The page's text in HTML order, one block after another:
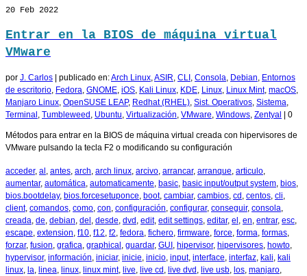
20 Feb 2022
Entrar en la BIOS de máquina virtual
VMware
por J. Carlos publicado en:Arch Linux,ASIR, CLI , Consola, Debian, Entornos
de escritorio, Fedora, GNOME, iOS, Kali Linux, KDE, Linux, Linux Mint, macOS,
Manjaro Linux, OpenSUSE LEAP, Redhat (RHEL), Sist. Operativos, Sistema,
Terminal , Tumbleweed , Ubuntu, Virtualización, VMware, Windows, Zentyal 0
Métodos para entrar en la BIOS de máquina virtual creada con hipervisores de
VMware pulsando la tecla F2 o modificando su configuración
acceder, al , antes, arch, arch linux, arcivo, arrancar, arranque, articulo,
aumentar, automática, automaticamente, basic, basic input/output system, bios,
bios.bootdelay, bios.forcesetuponce, boot, cambiar, cambios, cd , centos, cli,
client, comandos, como, con, configuración, configurar, conseguir, consola,
creada, de, debian, del , desde, dvd , edit, edit settings, editar, el , en, entrar, esc,
escape, extension, f10, f12, f2, fedora, fichero, firmware, force, forma, formas,
forzar, fusion, grafica, graphical , guardar, GUI , hipervisor, hipervisores, howto,
hypervisor, información, iniciar, inicie, inicio, input, interface, interfaz, kali, kali
linux, la, linea, linux, linux mint, live, live cd , live dvd , live usb, los, manjaro,